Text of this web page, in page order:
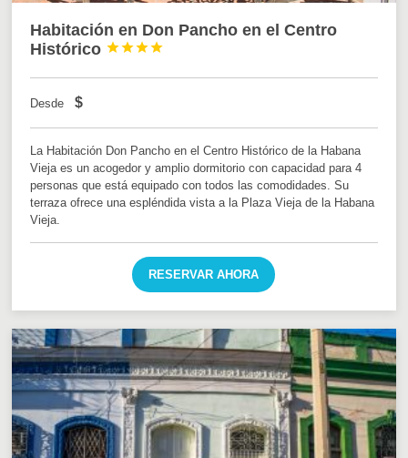
Habitación en Don Pancho en el Centro
Histórico




Desde $
La Habitación Don Pancho en el Centro Histórico de la Habana
Vieja es un acogedor y amplio dormitorio con capacidad para 4
personas que está equipado con todos las comodidades. Su
terraza ofrece una espléndida vista a la Plaza Vieja de la Habana
Vieja.
RESERVAR AHORA